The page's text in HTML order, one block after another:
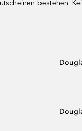
bestehen.